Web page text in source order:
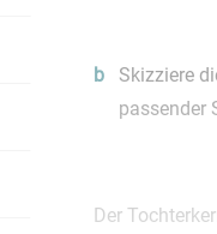
b Skizziere
passender
Der